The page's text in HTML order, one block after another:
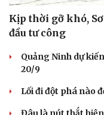
Kịp thời gỡ khó,
đầu tư công
Quảng Ninh dự
20/9
Lối đi đột phá nào